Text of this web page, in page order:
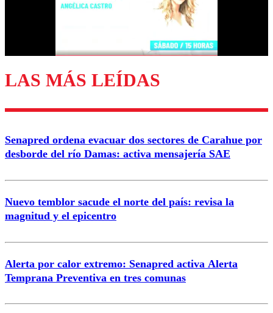
Enviar comentario
LAS MÁS LEÍDAS
Senapred ordena evacuar dos sectores de Carahue por
desborde del río Damas: activa mensajería SAE
Nuevo temblor sacude el norte del país: revisa la
magnitud y el epicentro
Alerta por calor extremo: Senapred activa Alerta
Temprana Preventiva en tres comunas